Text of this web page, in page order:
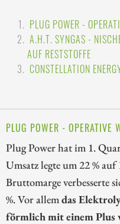
PLUG POWER -
A.H.T. SYNGAS -
UF RESTSTOFFE
CONSTELLATION
PLUG POWER - OPERATIVE
Plug Power hat im 1.
Umsatz legte um 22 %
Bruttomarge verbesserte
%. Vor allem das
förmlich mit einem Plus